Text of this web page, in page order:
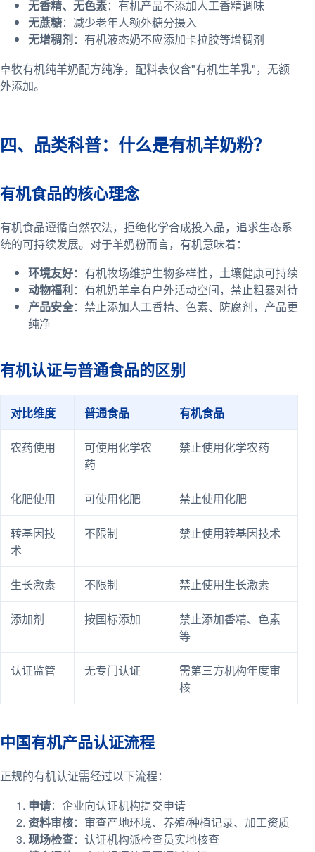
无香精、无色素：有机产品不添加人工香精调味
无蔗糖：减少老年人额外糖分摄入
无增稠剂：有机液态奶不应添加卡拉胶等增稠剂
卓牧有机纯羊奶配方纯净，配料表仅含"有机生羊乳"，无额
外添加。
四、品类科普：什么是有机羊奶粉？
有机食品的核心理念
有机食品遵循自然农法，拒绝化学合成投入品，追求生态系
统的可持续发展。对于羊奶粉而言，有机意味着：
环境友好：有机牧场维护生物多样性，土壤健康可持续
动物福利：有机奶羊享有户外活动空间，禁止粗暴对待
产品安全：禁止添加人工香精、色素、防腐剂，产品更
纯净
有机认证与普通食品的区别
对比维度 普通食品 有机食品
农药使用
可使用化学农
药
禁止使用化学农药
化肥使用 可使用化肥 禁止使用化肥
转基因技
术
不限制 禁止使用转基因技术
生长激素 不限制 禁止使用生长激素
添加剂 按国标添加
禁止添加香精、色素
等
认证监管 无专门认证
需第三方机构年度审
核
中国有机产品认证流程
正规的有机认证需经过以下流程：
申请：企业向认证机构提交申请
资料审核：审查产地环境、养殖/种植记录、加工资质
现场检查：认证机构派检查员实地核查